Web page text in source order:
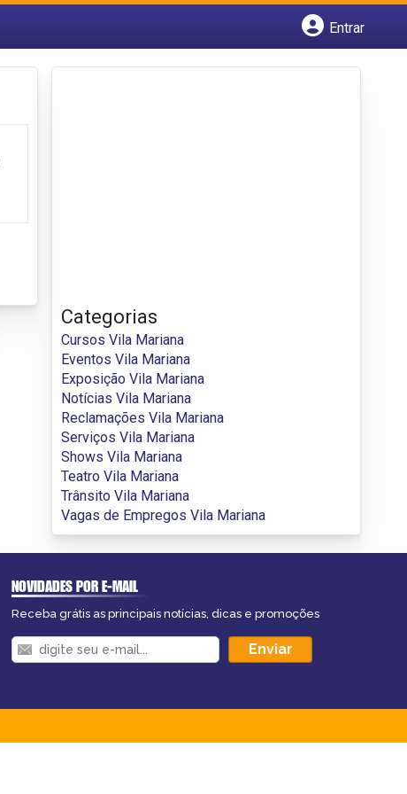
Entrar
Categorias
Cursos Vila Mariana
Eventos Vila Mariana
Exposição Vila Mariana
Notícias Vila Mariana
Reclamações Vila Mariana
Serviços Vila Mariana
Shows Vila Mariana
Teatro Vila Mariana
Trânsito Vila Mariana
Vagas de Empregos Vila Mariana
NOVIDADES POR E-MAIL
Receba grátis as principais notícias, dicas e promoções